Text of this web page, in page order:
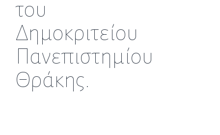
του
Δημοκριτείου
Πανεπιστημίου
Θράκης.